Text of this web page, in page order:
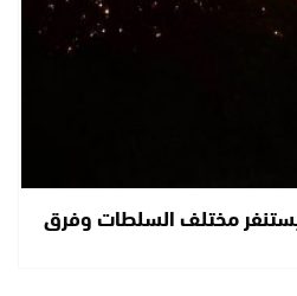
مختلف السلطات وفرق